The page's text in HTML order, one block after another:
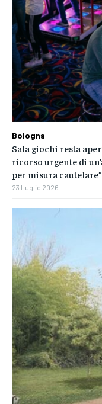
Bologna
Sala giochi resta
ricorso urgente di
per misura cautelare”
23 Luglio 2026